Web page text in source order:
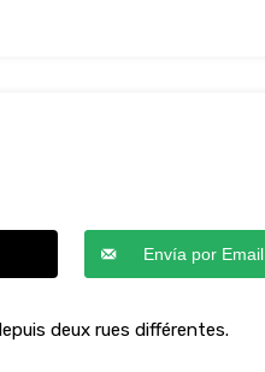
Envía por Email
deux rues différentes.